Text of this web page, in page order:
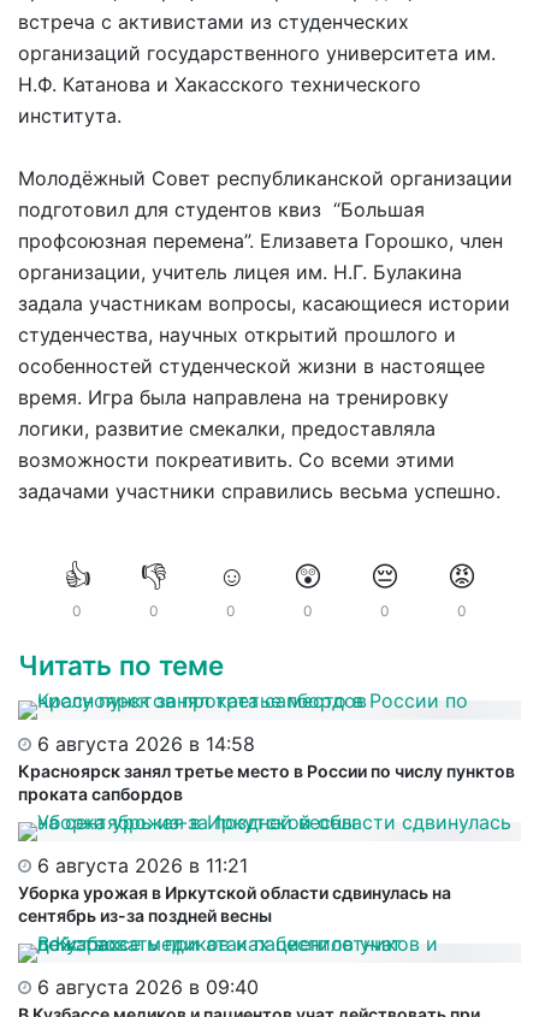
встреча с активистами из студенческих
организаций государственного университета им.
Н.Ф. Катанова и Хакасского технического
института.
Молодёжный Совет республиканской организации
подготовил для студентов квиз “Большая
профсоюзная перемена”. Елизавета Горошко, член
организации, учитель лицея им. Н.Г. Булакина
задала участникам вопросы, касающиеся истории
студенчества, научных открытий прошлого и
особенностей студенческой жизни в настоящее
время. Игра была направлена на тренировку
логики, развитие смекалки, предоставляла
возможности покреативить. Со всеми этими
задачами участники справились весьма успешно.
👍
0
👎
0
☺️
0
😲
0
😔
0
😡
0
Читать по теме
6 августа 2026 в 14:58
Красноярск занял третье место в России по числу пунктов
проката сапбордов
6 августа 2026 в 11:21
Уборка урожая в Иркутской области сдвинулась на
сентябрь из-за поздней весны
6 августа 2026 в 09:40